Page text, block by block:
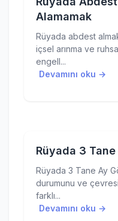
Alamamak
Rüyada abdest
içsel arınma ve
engell...
Devamını oku →
Rüyada 3
Rüyada 3 Tane Ay
durumunu ve
farklı...
Devamını oku →